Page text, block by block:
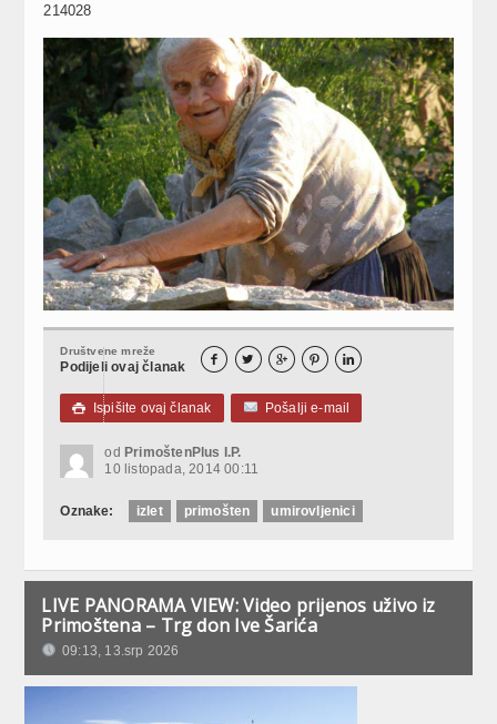
214028
Društvene mreže
Podijeli ovaj članak     
 Ispišite ovaj članak Pošalji e-mail
od PrimoštenPlus I.P.
10 listopada, 2014 00:11
Oznake: izlet primošten umirovljenici
LIVE PANORAMA VIEW: Video prijenos uživo iz
Primoštena – Trg don Ive Šarića
09:13, 13.srp 2026